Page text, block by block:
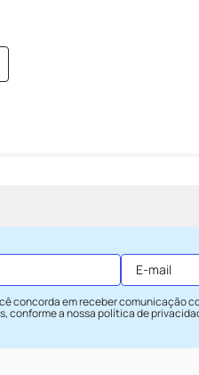
concorda em receber comunicação
conforme a nossapolítica de